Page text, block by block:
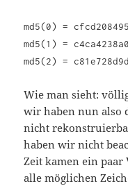
md5(0) =
md5(1) =
md5(2) =
Wie man sieht:
wir haben nun also
nicht
haben wir nicht
Zeit kamen ein paar
alle möglichen